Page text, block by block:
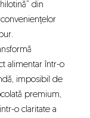
din
alimentar într-o
imposibil de
premium,
o claritate a